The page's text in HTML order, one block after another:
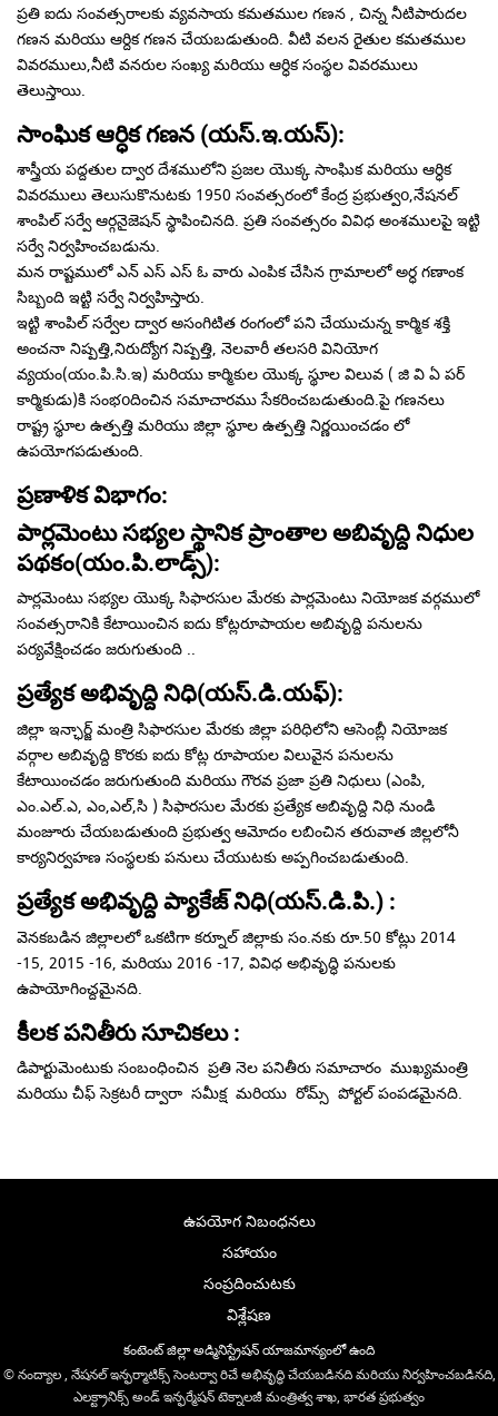
ప్రతి ఐదు సంవత్సరాలకు వ్యవసాయ కమతముల గణన , చిన్న నీటిపారుదల
గణన మరియు ఆర్దిక గణన చేయబడుతుంది. వీటి వలన రైతుల కమతముల
వివరములు,నీటి వనరుల సంఖ్య మరియు ఆర్ధిక సంస్థల వివరములు
తెలుస్తాయి.
సాంఘిక ఆర్ధిక గణన (యస్.ఇ.యస్):
శాస్త్రీయ పద్దతుల ద్వార దేశములోని ప్రజల యొక్క సాంఘిక మరియు ఆర్ధిక
వివరములు తెలుసుకొనుటకు 1950 సంవత్సరంలో కేంద్ర ప్రభుత్వo,నేషనల్
శాంపిల్ సర్వే ఆర్గనైజెషన్ స్థాపించినది. ప్రతి సంవత్సరం వివిధ అంశములపై ఇట్టి
సర్వే నిర్వహించబడును.
మన రాష్టములో ఎన్ ఎస్ ఎస్ ఓ వారు ఎంపిక చేసిన గ్రామాలలో అర్ధ గణాంక
సిబ్బంది ఇట్టి సర్వే నిర్వహిస్తారు.
ఇట్టి శాంపిల్ సర్వేల ద్వార అసంగిటిత రంగంలో పని చేయుచున్న కార్మిక శక్తి
అంచనా నిష్పత్తి,నిరుద్యోగ నిష్పత్తి, నెలవారీ తలసరి వినియోగ
వ్యయం(యం.పి.సి.ఇ) మరియు కార్మికుల యొక్క స్థూల విలువ ( జి వి ఏ పర్
కార్మికుడు)కి సంభoదించిన సమాచారము సేకరించబడుతుంది.పై గణనలు
రాష్ట్ర స్థూల ఉత్పత్తి మరియు జిల్లా స్థూల ఉత్పత్తి నిర్ణయించడం లో
ఉపయోగపడుతుంది.
ప్రణాళిక విభాగం:
పార్లమెంటు సభ్యల స్థానిక ప్రాంతాల అబివృద్ది నిధుల
పథకం(యం.పి.లాడ్స్):
పార్లమెంటు సభ్యల యొక్క సిఫారసుల మేరకు పార్లమెంటు నియోజక వర్గములో
సంవత్సరానికి కేటాయించిన ఐదు కోట్లరూపాయల అబివృద్ది పనులను
పర్యవేక్షించడం జరుగుతుంది ..
ప్రత్యేక అభివృద్ది నిధి(యస్.డి.యఫ్):
జిల్లా ఇన్ఛార్జ్ మంత్రి సిఫారసుల మేరకు జిల్లా పరిధిలోని ఆసెంబ్లీ నియోజక
వర్గాల అబివృద్ది కొరకు ఐదు కోట్ల రూపాయల విలువైన పనులను
కేటాయించడం జరుగుతుంది మరియు గౌరవ ప్రజా ప్రతి నిధులు (ఎంపి,
ఎం.ఎల్.ఎ, ఎం,ఎల్,సి ) సిఫారసుల మేరకు ప్రత్యేక అబివృద్ది నిధి నుండి
మంజూరు చేయబడుతుంది ప్రభుత్వ ఆమోదం లబించిన తరువాత జిల్లలోనీ
కార్యనిర్వహణ సంస్థలకు పనులు చేయుటకు అప్పగించబడుతుంది.
ప్రత్యేక అభివృద్ది ప్యాకేజ్ నిధి(యస్.డి.పి.) :
వెనకబడిన జిల్లాలలో ఒకటిగా కర్నూల్ జిల్లాకు సం.నకు రూ.50 కోట్లు 2014
-15, 2015 -16, మరియు 2016 -17, వివిధ అభివృద్ధి పనులకు
ఉపాయోగించ్దమైనది.
కీలక పనితీరు సూచికలు :
డిపార్టుమెంటుకు సంబంధించిన ప్రతి నెల పనితీరు సమాచారం ముఖ్యమంత్రి
మరియు చీఫ్ సెక్రటరీ ద్వారా సమీక్ష మరియు రోమ్స్ పోర్టల్ పంపడమైనది.
ఉపయోగ నిబంధనలు
సహాయం
సంప్రదించుటకు
విశ్లేషణ
కంటెంట్ జిల్లా అడ్మినిస్ట్రేషన్ యాజమాన్యంలో ఉంది
© నంద్యాల , నేషనల్ ఇన్ఫర్మాటిక్స్ సెంటర్వా రిచే అభివృద్ధి చేయబడినది మరియు నిర్వహించబడినది,
ఎలక్ట్రానిక్స్ అండ్ ఇన్ఫర్మేషన్ టెక్నాలజీ మంత్రిత్వ శాఖ, భారత ప్రభుత్వం